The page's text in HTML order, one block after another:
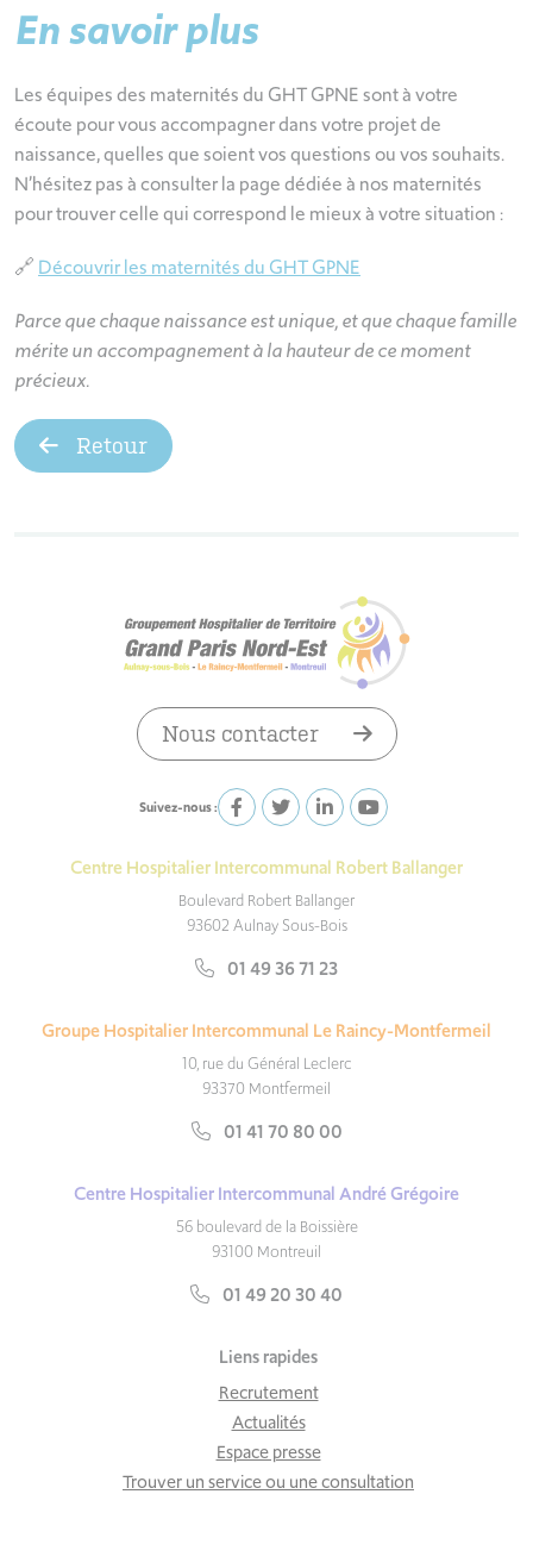
En savoir plus
Les équipes des maternités du GHT GPNE sont à votre
écoute pour vous accompagner dans votre projet de
naissance, quelles que soient vos questions ou vos souhaits.
N’hésitez pas à consulter la page dédiée à nos maternités
pour trouver celle qui correspond le mieux à votre situation :
🔗 Découvrir les maternités du GHT GPNE
Parce que chaque naissance est unique, et que chaque famille
mérite un accompagnement à la hauteur de ce moment
précieux.
Retour
Suivez-nous :
Nous contacter
Centre Hospitalier Intercommunal Robert Ballanger
Boulevard Robert Ballanger
93602 Aulnay Sous-Bois
01 49 36 71 23
Groupe Hospitalier Intercommunal Le Raincy-Montfermeil
10, rue du Général Leclerc
93370 Montfermeil
01 41 70 80 00
Centre Hospitalier Intercommunal André Grégoire
56 boulevard de la Boissière
93100 Montreuil
01 49 20 30 40
Liens rapides
Recrutement
Actualités
Espace presse
Trouver un service ou une consultation